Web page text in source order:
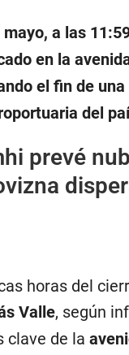
a las
en la
el fin de
del
prevé
horas del
Valle, según
clave de la